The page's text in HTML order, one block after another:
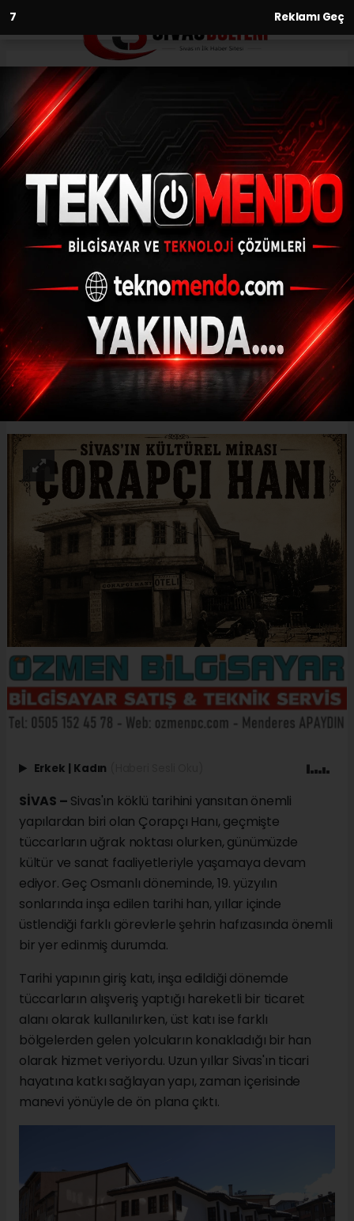
5 Reklamı Geç
Anasayfa Kültür-Sanat-Tarih
Asırlık Çorapçı Hanı Sivas'ın
Kültürel Mirasını Yaşatıyor
KÜLTÜR-SANAT-TARIH
28.06.2026 - 20:15, Güncelleme: 28.06.2026 - 20:33
Bir zamanlar tüccarların ve yolcuların
uğrak noktası olan Çorapçı Hanı, Sivas
Belediyesi'nin restorasyonuyla yeniden
hayat buldu. Tarihi yapı bugün kültür,
sanat ve geleneksel el sanatlarının buluşma
merkezi olarak ziyaretçilerini ağırlıyor.
ABONE OL
Erkek | Kadın
SİVAS – Sivas'ın köklü tarihini yansıtan önemli
yapılardan biri olan Çorapçı Hanı, geçmişte
tüccarların uğrak noktası olurken, günümüzde
kültür ve sanat faaliyetleriyle yaşamaya devam
ediyor. Geç Osmanlı döneminde, 19. yüzyılın
sonlarında inşa edilen tarihi han, yıllar içinde
üstlendiği farklı görevlerle şehrin hafızasında önemli
bir yer edinmiş durumda.
Tarihi yapının giriş katı, inşa edildiği dönemde
tüccarların alışveriş yaptığı hareketli bir ticaret
alanı olarak kullanılırken, üst katı ise farklı
bölgelerden gelen yolcuların konakladığı bir han
olarak hizmet veriyordu. Uzun yıllar Sivas'ın ticari
hayatına katkı sağlayan yapı, zaman içerisinde
manevi yönüyle de ön plana çıktı.